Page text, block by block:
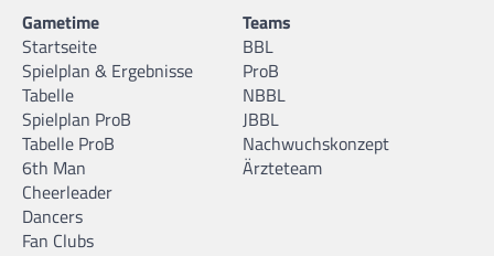
Gametime
Startseite
Spielplan & Ergebnisse
Tabelle
Spielplan ProB
Tabelle ProB
6th Man
Cheerleader
Dancers
Fan Clubs
Teams
BBL
ProB
NBBL
JBBL
Nachwuchskonzept
Ärzteteam